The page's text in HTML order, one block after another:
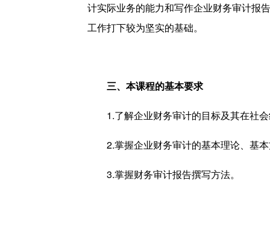
计实际业务的能力和写作企业财务审计报
工作打下较为坚实的基础。
三、本课程的基本要求
1.了解企业财务审计的目标及其在社
2.掌握企业财务审计的基本理论、基
3.掌握财务审计报告撰写方法。